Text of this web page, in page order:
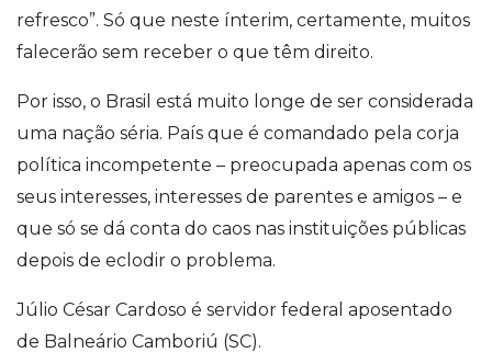
refresco”. Só que neste ínterim, certamente, muitos
falecerão sem receber o que têm direito.
Por isso, o Brasil está muito longe de ser considerada
uma nação séria. País que é comandado pela corja
política incompetente – preocupada apenas com os
seus interesses, interesses de parentes e amigos – e
que só se dá conta do caos nas instituições públicas
depois de eclodir o problema.
Júlio César Cardoso é servidor federal aposentado
de Balneário Camboriú (SC).